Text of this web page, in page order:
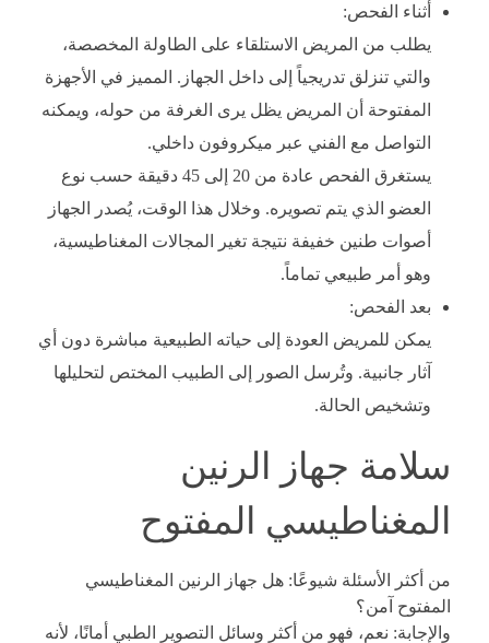
أثناء الفحص:
يطلب من المريض الاستلقاء على الطاولة المخصصة،
والتي تنزلق تدريجياً إلى داخل الجهاز. المميز في الأجهزة
المفتوحة أن المريض يظل يرى الغرفة من حوله، ويمكنه
التواصل مع الفني عبر ميكروفون داخلي.
يستغرق الفحص عادة من 20 إلى 45 دقيقة حسب نوع
العضو الذي يتم تصويره. وخلال هذا الوقت، يُصدر الجهاز
أصوات طنين خفيفة نتيجة تغير المجالات المغناطيسية،
وهو أمر طبيعي تماماً.
بعد الفحص:
يمكن للمريض العودة إلى حياته الطبيعية مباشرة دون أي
آثار جانبية. وتُرسل الصور إلى الطبيب المختص لتحليلها
وتشخيص الحالة.
سلامة جهاز الرنين
المغناطيسي المفتوح
من أكثر الأسئلة شيوعًا: هل جهاز الرنين المغناطيسي
المفتوح آمن؟
والإجابة: نعم، فهو من أكثر وسائل التصوير الطبي أمانًا، لأنه